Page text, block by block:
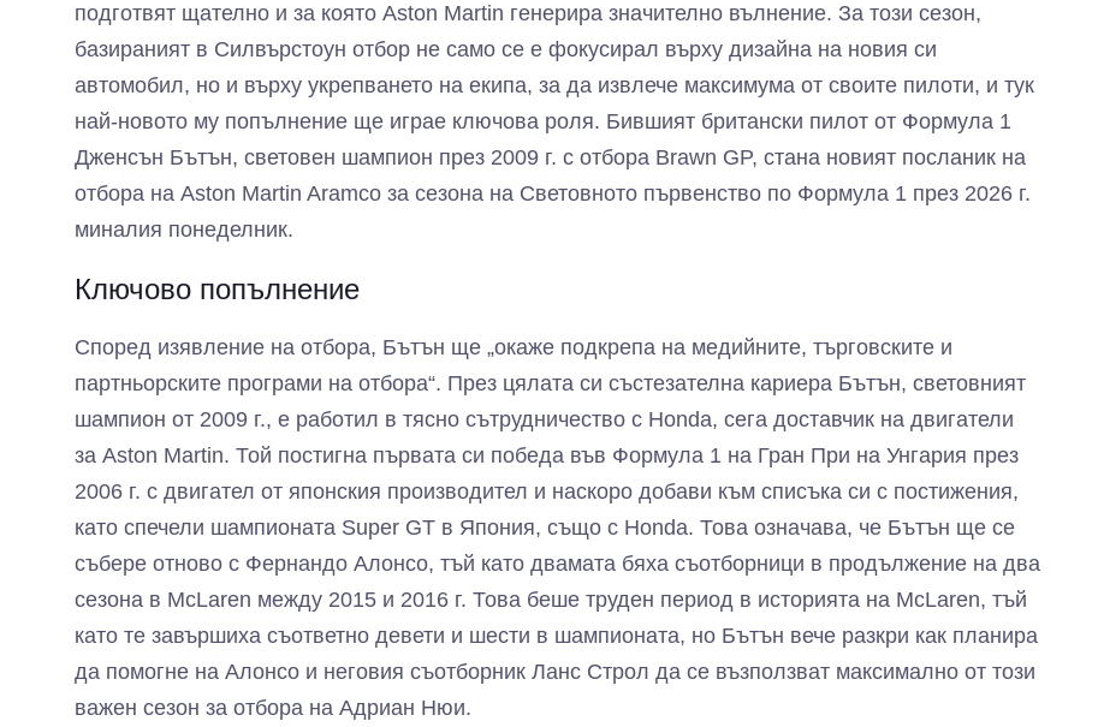
подготвят щателно и за която Aston Martin генерира значително вълнение. За този сезон,
базираният в Силвърстоун отбор не само се е фокусирал върху дизайна на новия си
автомобил, но и върху укрепването на екипа, за да извлече максимума от своите пилоти, и тук
най-новото му попълнение ще играе ключова роля. Бившият британски пилот от Формула 1
Дженсън Бътън, световен шампион през 2009 г. с отбора Brawn GP, стана новият посланик на
отбора на Aston Martin Aramco за сезона на Световното първенство по Формула 1 през 2026 г.
миналия понеделник.
Ключово попълнение
Според изявление на отбора, Бътън ще „окаже подкрепа на медийните, търговските и
партньорските програми на отбора“. През цялата си състезателна кариера Бътън, световният
шампион от 2009 г., е работил в тясно сътрудничество с Honda, сега доставчик на двигатели
за Aston Martin. Той постигна първата си победа във Формула 1 на Гран При на Унгария през
2006 г. с двигател от японския производител и наскоро добави към списъка си с постижения,
като спечели шампионата Super GT в Япония, също с Honda. Това означава, че Бътън ще се
събере отново с Фернандо Алонсо, тъй като двамата бяха съотборници в продължение на два
сезона в McLaren между 2015 и 2016 г. Това беше труден период в историята на McLaren, тъй
като те завършиха съответно девети и шести в шампионата, но Бътън вече разкри как планира
да помогне на Алонсо и неговия съотборник Ланс Строл да се възползват максимално от този
важен сезон за отбора на Адриан Нюи.